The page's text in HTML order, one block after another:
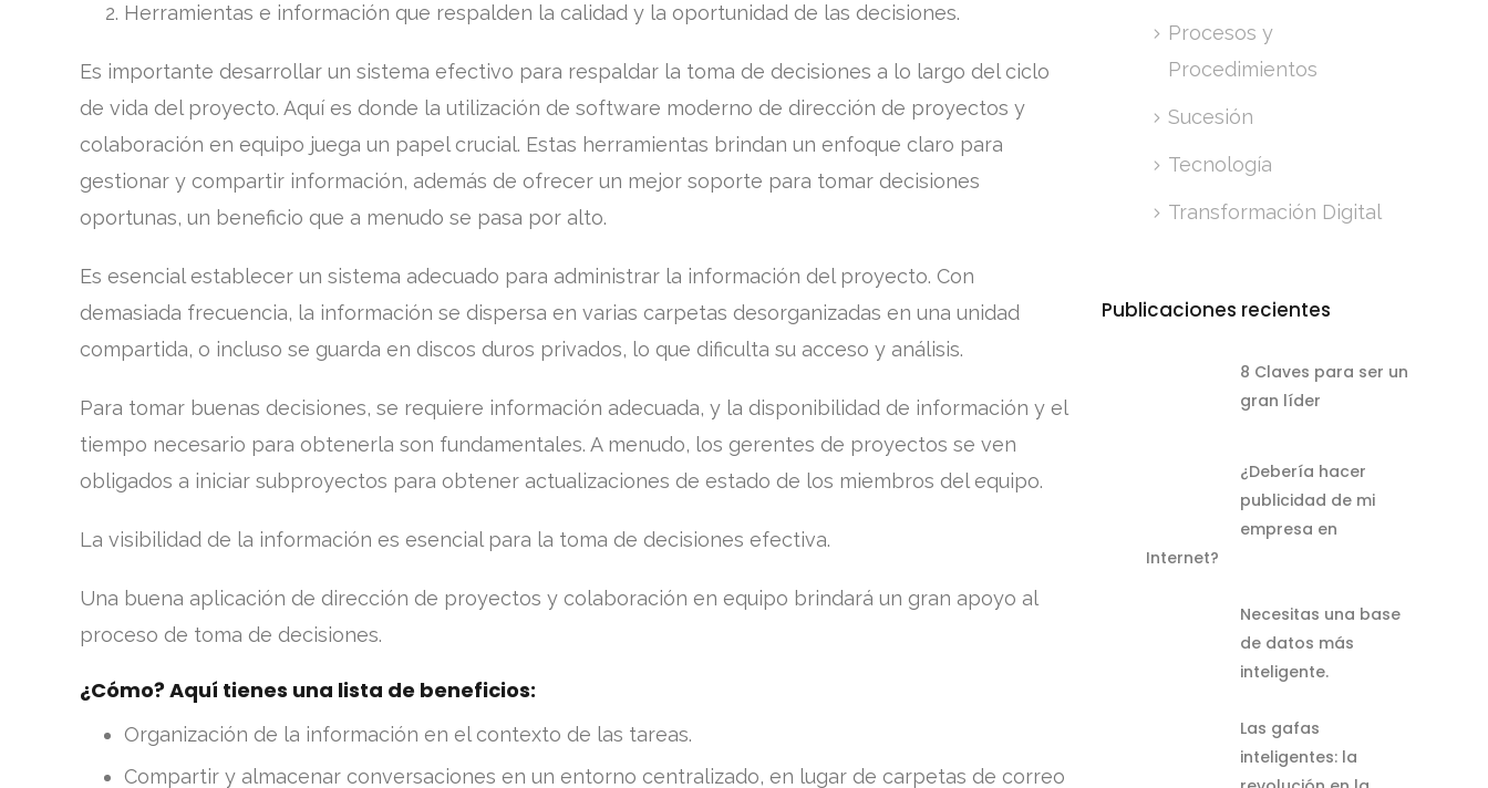
Herramientas e información que respalden la calidad y la oportunidad de las decisiones.
Es importante desarrollar un sistema efectivo para respaldar la toma de decisiones a lo largo del ciclo
de vida del proyecto. Aquí es donde la utilización de software moderno de dirección de proyectos y
colaboración en equipo juega un papel crucial. Estas herramientas brindan un enfoque claro para
gestionar y compartir información, además de ofrecer un mejor soporte para tomar decisiones
oportunas, un beneficio que a menudo se pasa por alto.
Es esencial establecer un sistema adecuado para administrar la información del proyecto. Con
demasiada frecuencia, la información se dispersa en varias carpetas desorganizadas en una unidad
compartida, o incluso se guarda en discos duros privados, lo que dificulta su acceso y análisis.
Para tomar buenas decisiones, se requiere información adecuada, y la disponibilidad de información y el
tiempo necesario para obtenerla son fundamentales. A menudo, los gerentes de proyectos se ven
obligados a iniciar subproyectos para obtener actualizaciones de estado de los miembros del equipo.
La visibilidad de la información es esencial para la toma de decisiones efectiva.
Una buena aplicación de dirección de proyectos y colaboración en equipo brindará un gran apoyo al
proceso de toma de decisiones.
¿Cómo? Aquí tienes una lista de beneficios:
Organización de la información en el contexto de las tareas.
Compartir y almacenar conversaciones en un entorno centralizado, en lugar de carpetas de correo
Procesos y
Procedimientos
Sucesión
Tecnología
Transformación Digital
Publicaciones recientes
8 Claves para ser un
gran líder
¿Debería hacer
publicidad de mi
empresa en
Internet?
Necesitas una base
de datos más
inteligente.
Las gafas
inteligentes: la